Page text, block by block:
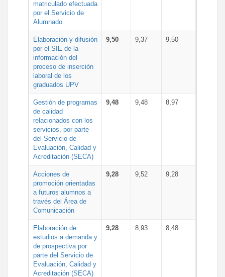
matriculado efectuada
por el Servicio de
Alumnado
Elaboración y difusión
por el SIE de la
información del
proceso de inserción
laboral de los
graduados UPV
9,50 9,37 9,50
Gestión de programas
de calidad
relacionados con los
servicios, por parte
del Servicio de
Evaluación, Calidad y
Acreditación (SECA)
9,48 9,48 8,97
Acciones de
promoción orientadas
a futuros alumnos a
través del Área de
Comunicación
9,28 9,52 9,28
Elaboración de
estudios a demanda y
de prospectiva por
parte del Servicio de
Evaluación, Calidad y
Acreditación (SECA)
9,28 8,93 8,48